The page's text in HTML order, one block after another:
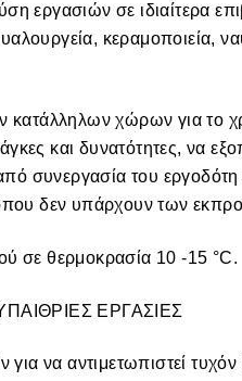
εργασιών σε ιδιαίτερα
κεραμοποιεία,
χώρων για το
και δυνατότητες, να
συνεργασία του εργοδότη
δεν υπάρχουν των
σε θερμοκρασία 10 -15 °C.
ΕΡΓΑΣΙΕΣ
να αντιμετωπιστεί